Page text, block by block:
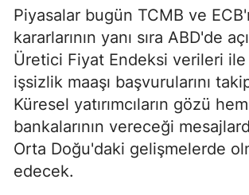
Piyasalar bugün TCMB ve
kararlarının yanı sıra ABD'de
Üretici Fiyat Endeksi verileri ile
işsizlik maaşı başvurularını
Küresel yatırımcıların gözü
bankalarının vereceği
Orta Doğu'daki gelişmelerde
edecek.